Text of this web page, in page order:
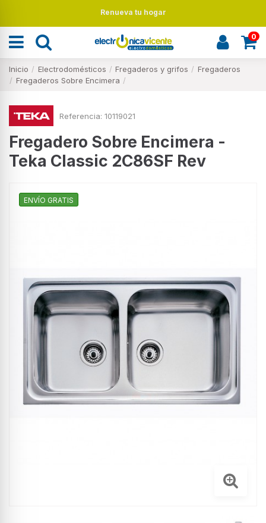
Renueva tu hogar
0
Inicio Electrodomésticos Fregaderos y grifos
Fregaderos
Fregaderos Sobre Encimera
Referencia: 10119021
Fregadero Sobre Encimera -
Teka Classic 2C86SF Rev
ENVÍO GRATIS